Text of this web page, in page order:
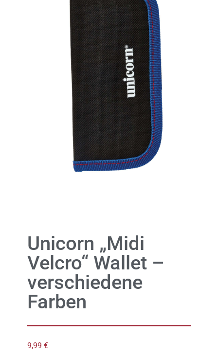
Unicorn „Midi
Velcro“ Wallet –
verschiedene
Farben
9,99 €